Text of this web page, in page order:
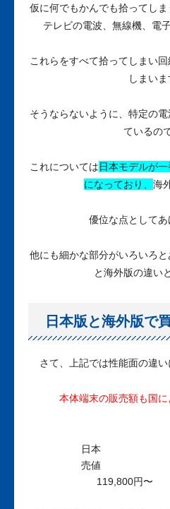
仮に何でもかんでも拾ってしま
テレビの電波、無線機、電
これらをすべて拾ってしまい
しまいま
そうならないように、特定の
ているの
これについては日本モデルが
になっており、 海
優位な点としてあ
他にも細かな部分がいろいろ
と海外版の違い
日本版と海外版で
さて、上記では性能面の違
本体端末の販売額も国に
日本
売値
119,800円〜